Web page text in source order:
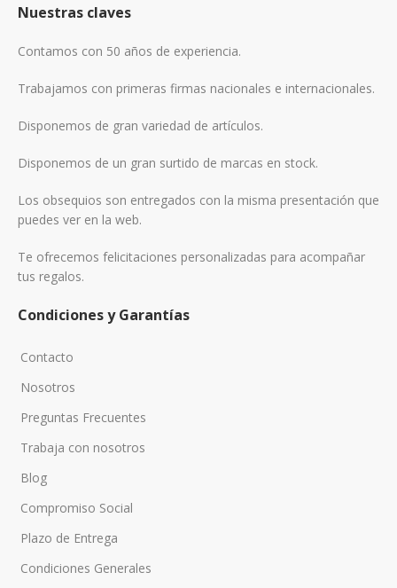
Nuestras claves
Contamos con 50 años de experiencia.
Trabajamos con primeras firmas nacionales e internacionales.
Disponemos de gran variedad de artículos.
Disponemos de un gran surtido de marcas en stock.
Los obsequios son entregados con la misma presentación que
puedes ver en la web.
Te ofrecemos felicitaciones personalizadas para acompañar
tus regalos.
Condiciones y Garantías
Contacto
Nosotros
Preguntas Frecuentes
Trabaja con nosotros
Blog
Compromiso Social
Plazo de Entrega
Condiciones Generales